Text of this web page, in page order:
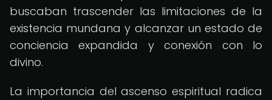
buscaban trascender las limitaciones de la
existencia mundana y alcanzar un estado de
conciencia expandida y conexión con lo
divino.
La importancia del ascenso espiritual radica